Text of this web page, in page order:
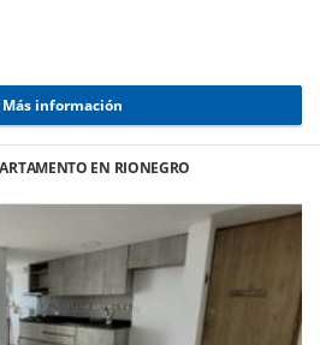
Más información
EN RIONEGRO